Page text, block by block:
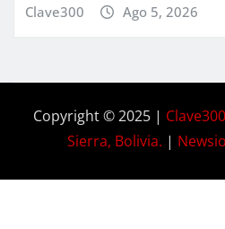
Clave300 Ago 5, 2026
Copyright © 2025 |
Sierra, Bolivia. | Newsio